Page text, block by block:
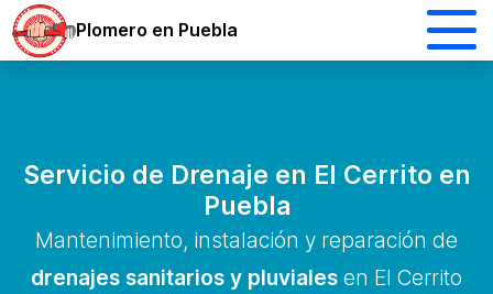
Plomero en Puebla
Servicio de Drenaje en El Cerrito en
Puebla
Mantenimiento, instalación y reparación de
drenajes sanitarios y pluviales en El Cerrito